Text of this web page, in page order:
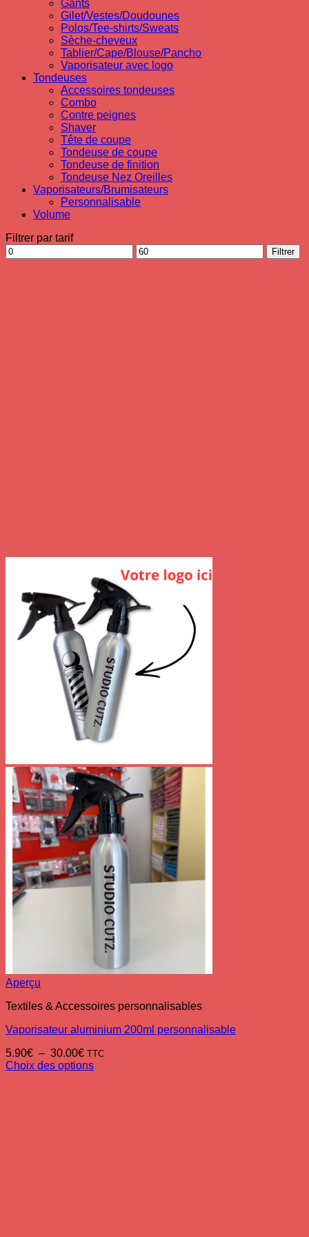
Gants
Gilet/Vestes/Doudounes
Polos/Tee-shirts/Sweats
Sèche-cheveux
Tablier/Cape/Blouse/Pancho
Vaporisateur avec logo
Tondeuses
Accessoires tondeuses
Combo
Contre peignes
Shaver
Tête de coupe
Tondeuse de coupe
Tondeuse de finition
Tondeuse Nez Oreilles
Vaporisateurs/Brumisateurs
Personnalisable
Volume
Filtrer par tarif
Prix
min
Prix
max
Filtrer
Aperçu
Textiles & Accessoires personnalisables
Vaporisateur aluminium 200ml personnalisable
5.90€ – 30.00€Plage
de
TTC
Choix des options